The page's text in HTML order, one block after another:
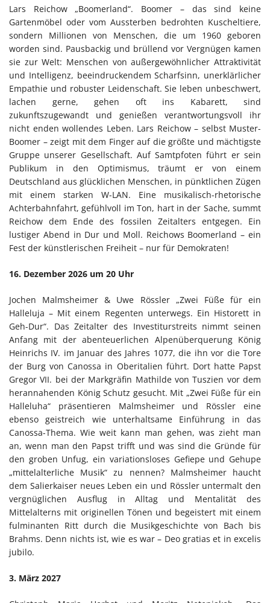
Lars Reichow „Boomerland“. Boomer – das sind keine
Gartenmöbel oder vom Aussterben bedrohten Kuscheltiere,
sondern Millionen von Menschen, die um 1960 geboren
worden sind. Pausbackig und brüllend vor Vergnügen kamen
sie zur Welt: Menschen von außergewöhnlicher Attraktivität
und Intelligenz, beeindruckendem Scharfsinn, unerklärlicher
Empathie und robuster Leidenschaft. Sie leben unbeschwert,
lachen gerne, gehen oft ins Kabarett, sind
zukunftszugewandt und genießen verantwortungsvoll ihr
nicht enden wollendes Leben. Lars Reichow – selbst Muster-
Boomer – zeigt mit dem Finger auf die größte und mächtigste
Gruppe unserer Gesellschaft. Auf Samtpfoten führt er sein
Publikum in den Optimismus, träumt er von einem
Deutschland aus glücklichen Menschen, in pünktlichen Zügen
mit einem starken W-LAN. Eine musikalisch-rhetorische
Achterbahnfahrt, gefühlvoll im Ton, hart in der Sache, summt
Reichow dem Ende des fossilen Zeitalters entgegen. Ein
lustiger Abend in Dur und Moll. Reichows Boomerland – ein
Fest der künstlerischen Freiheit – nur für Demokraten!
16. Dezember 2026 um 20 Uhr
Jochen Malmsheimer & Uwe Rössler „Zwei Füße für ein
Halleluja – Mit einem Regenten unterwegs. Ein Historett in
Geh-Dur“. Das Zeitalter des Investiturstreits nimmt seinen
Anfang mit der abenteuerlichen Alpenüberquerung König
Heinrichs IV. im Januar des Jahres 1077, die ihn vor die Tore
der Burg von Canossa in Oberitalien führt. Dort hatte Papst
Gregor VII. bei der Markgräfin Mathilde von Tuszien vor dem
herannahenden König Schutz gesucht. Mit „Zwei Füße für ein
Halleluha“ präsentieren Malmsheimer und Rössler eine
ebenso geistreich wie unterhaltsame Einführung in das
Canossa-Thema. Wie weit kann man gehen, was zieht man
an, wenn man den Papst trifft und was sind die Gründe für
den groben Unfug, ein variationsloses Gefiepe und Gehupe
„mittelalterliche Musik“ zu nennen? Malmsheimer haucht
dem Salierkaiser neues Leben ein und Rössler untermalt den
vergnüglichen Ausflug in Alltag und Mentalität des
Mittelalterns mit originellen Tönen und begeistert mit einem
fulminanten Ritt durch die Musikgeschichte von Bach bis
Brahms. Denn nichts ist, wie es war – Deo gratias et in excelis
jubilo.
3. März 2027